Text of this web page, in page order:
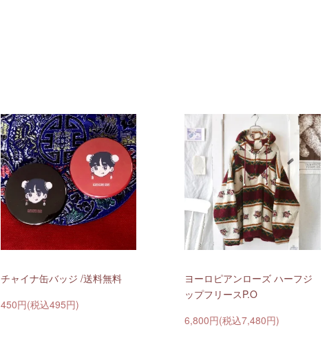
チャイナ缶バッジ /送料無料
450円(税込495円)
ヨーロピアンローズ ハーフジ
ップフリースP.O
6,800円(税込7,480円)